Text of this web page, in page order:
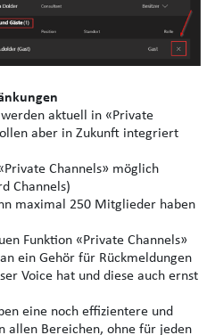
werden aktuell in «Private
aber in Zukunft integriert
Channels» möglich
Channels)
maximal 250 Mitglieder haben
Funktion «Private Channels»
ein Gehör für Rückmeldungen
Voice hat und diese auch ernst
eine noch effizientere und
allen Bereichen, ohne für jeden